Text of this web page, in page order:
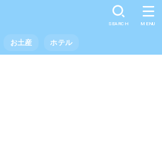
お土産 ホテル
SEARCH MENU